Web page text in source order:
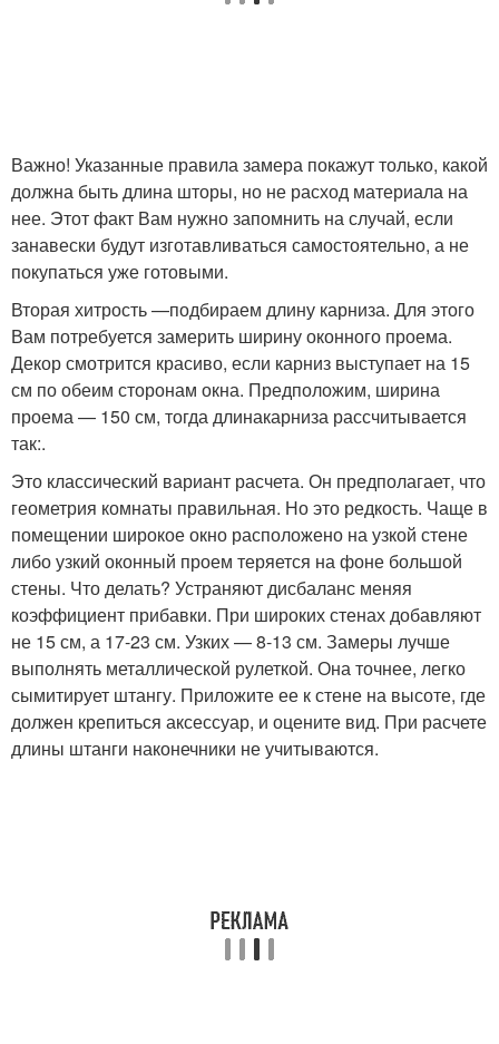
Важно! Указанные правила замера покажут только, какой
должна быть длина шторы, но не расход материала на
нее. Этот факт Вам нужно запомнить на случай, если
занавески будут изготавливаться самостоятельно, а не
покупаться уже готовыми.
Вторая хитрость —подбираем длину карниза. Для этого
Вам потребуется замерить ширину оконного проема.
Декор смотрится красиво, если карниз выступает на 15
см по обеим сторонам окна. Предположим, ширина
проема — 150 см, тогда длинакарниза рассчитывается
так:.
Это классический вариант расчета. Он предполагает, что
геометрия комнаты правильная. Но это редкость. Чаще в
помещении широкое окно расположено на узкой стене
либо узкий оконный проем теряется на фоне большой
стены. Что делать? Устраняют дисбаланс меняя
коэффициент прибавки. При широких стенах добавляют
не 15 см, а 17-23 см. Узких — 8-13 см. Замеры лучше
выполнять металлической рулеткой. Она точнее, легко
сымитирует штангу. Приложите ее к стене на высоте, где
должен крепиться аксессуар, и оцените вид. При расчете
длины штанги наконечники не учитываются.